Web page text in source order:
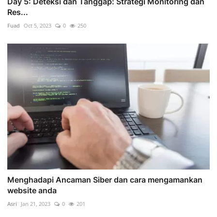
Res...
Fuad Oct 5, 2023 0 250
Menghadapi Ancaman Siber dan cara mengamankan
website anda
Asri Jan 21, 2023 0 201